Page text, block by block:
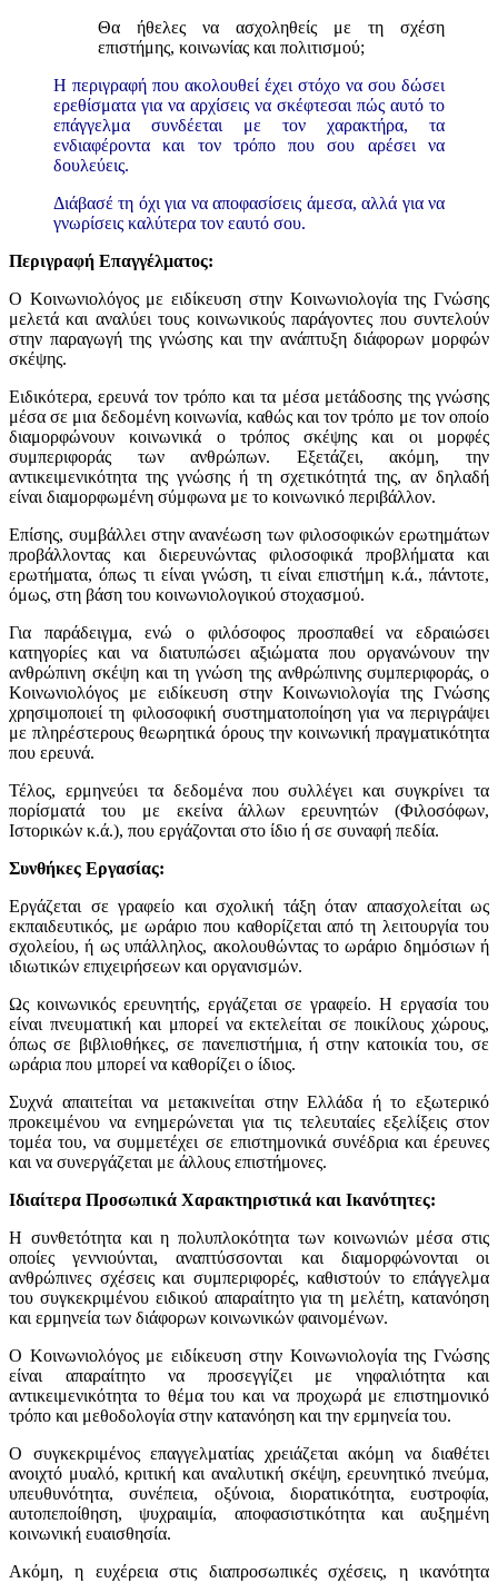
Θα ήθελες να ασχοληθείς με τη σχέση
επιστήμης, κοινωνίας και πολιτισμού;
Η περιγραφή που ακολουθεί έχει στόχο να σου δώσει
ερεθίσματα για να αρχίσεις να σκέφτεσαι πώς αυτό το
επάγγελμα συνδέεται με τον χαρακτήρα, τα
ενδιαφέροντα και τον τρόπο που σου αρέσει να
δουλεύεις.
Διάβασέ τη όχι για να αποφασίσεις άμεσα, αλλά για να
γνωρίσεις καλύτερα τον εαυτό σου.
Περιγραφή Επαγγέλματος:
Ο Κοινωνιολόγος με ειδίκευση στην Κοινωνιολογία της Γνώσης
μελετά και αναλύει τους κοινωνικούς παράγοντες που συντελούν
στην παραγωγή της γνώσης και την ανάπτυξη διάφορων μορφών
σκέψης.
Ειδικότερα, ερευνά τον τρόπο και τα μέσα μετάδοσης της γνώσης
μέσα σε μια δεδομένη κοινωνία, καθώς και τον τρόπο με τον οποίο
διαμορφώνουν κοινωνικά ο τρόπος σκέψης και οι μορφές
συμπεριφοράς των ανθρώπων. Εξετάζει, ακόμη, την
αντικειμενικότητα της γνώσης ή τη σχετικότητά της, αν δηλαδή
είναι διαμορφωμένη σύμφωνα με το κοινωνικό περιβάλλον.
Επίσης, συμβάλλει στην ανανέωση των φιλοσοφικών ερωτημάτων
προβάλλοντας και διερευνώντας φιλοσοφικά προβλήματα και
ερωτήματα, όπως τι είναι γνώση, τι είναι επιστήμη κ.ά., πάντοτε,
όμως, στη βάση του κοινωνιολογικού στοχασμού.
Για παράδειγμα, ενώ ο φιλόσοφος προσπαθεί να εδραιώσει
κατηγορίες και να διατυπώσει αξιώματα που οργανώνουν την
ανθρώπινη σκέψη και τη γνώση της ανθρώπινης συμπεριφοράς, ο
Κοινωνιολόγος με ειδίκευση στην Κοινωνιολογία της Γνώσης
χρησιμοποιεί τη φιλοσοφική συστηματοποίηση για να περιγράψει
με πληρέστερους θεωρητικά όρους την κοινωνική πραγματικότητα
που ερευνά.
Τέλος, ερμηνεύει τα δεδομένα που συλλέγει και συγκρίνει τα
πορίσματά του με εκείνα άλλων ερευνητών (Φιλοσόφων,
Ιστορικών κ.ά.), που εργάζονται στο ίδιο ή σε συναφή πεδία.
Συνθήκες Εργασίας:
Εργάζεται σε γραφείο και σχολική τάξη όταν απασχολείται ως
εκπαιδευτικός, με ωράριο που καθορίζεται από τη λειτουργία του
σχολείου, ή ως υπάλληλος, ακολουθώντας το ωράριο δημόσιων ή
ιδιωτικών επιχειρήσεων και οργανισμών.
Ως κοινωνικός ερευνητής, εργάζεται σε γραφείο. Η εργασία του
είναι πνευματική και μπορεί να εκτελείται σε ποικίλους χώρους,
όπως σε βιβλιοθήκες, σε πανεπιστήμια, ή στην κατοικία του, σε
ωράρια που μπορεί να καθορίζει ο ίδιος.
Συχνά απαιτείται να μετακινείται στην Ελλάδα ή το εξωτερικό
προκειμένου να ενημερώνεται για τις τελευταίες εξελίξεις στον
τομέα του, να συμμετέχει σε επιστημονικά συνέδρια και έρευνες
και να συνεργάζεται με άλλους επιστήμονες.
Ιδιαίτερα Προσωπικά Χαρακτηριστικά και Ικανότητες:
Η συνθετότητα και η πολυπλοκότητα των κοινωνιών μέσα στις
οποίες γεννιούνται, αναπτύσσονται και διαμορφώνονται οι
ανθρώπινες σχέσεις και συμπεριφορές, καθιστούν το επάγγελμα
του συγκεκριμένου ειδικού απαραίτητο για τη μελέτη, κατανόηση
και ερμηνεία των διάφορων κοινωνικών φαινομένων.
Ο Κοινωνιολόγος με ειδίκευση στην Κοινωνιολογία της Γνώσης
είναι απαραίτητο να προσεγγίζει με νηφαλιότητα και
αντικειμενικότητα το θέμα του και να προχωρά με επιστημονικό
τρόπο και μεθοδολογία στην κατανόηση και την ερμηνεία του.
Ο συγκεκριμένος επαγγελματίας χρειάζεται ακόμη να διαθέτει
ανοιχτό μυαλό, κριτική και αναλυτική σκέψη, ερευνητικό πνεύμα,
υπευθυνότητα, συνέπεια, οξύνοια, διορατικότητα, ευστροφία,
αυτοπεποίθηση, ψυχραιμία, αποφασιστικότητα και αυξημένη
κοινωνική ευαισθησία.
Ακόμη, η ευχέρεια στις διαπροσωπικές σχέσεις, η ικανότητα